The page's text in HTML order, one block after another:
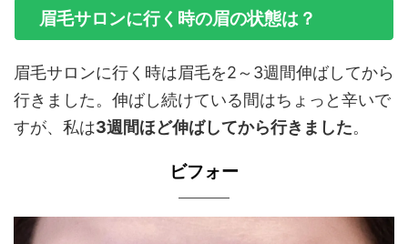
眉毛サロンに行く時の眉の状態は？
眉毛サロンに行く時は眉毛を2～3週間伸ばしてから
行きました。伸ばし続けている間はちょっと辛いで
すが、私は3週間ほど伸ばしてから行きました。
ビフォー